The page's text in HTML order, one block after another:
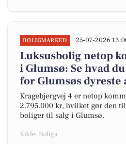
BOLIGMARKED 25-07-2026
Luksusbolig netop
i Glumsø: Se hvad
for Glumsøs dyreste
Kragebjergvej 4 er netop
2.795.000 kr, hvilket gør den
boliger til salg i Glumsø.
Kilde: Boliga